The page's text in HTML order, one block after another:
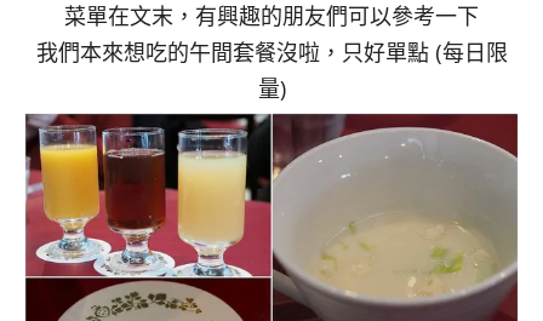
菜單在文末，有興趣的朋友們可以參考一下
我們本來想吃的午間套餐沒啦，只好單點 (每日限
量)